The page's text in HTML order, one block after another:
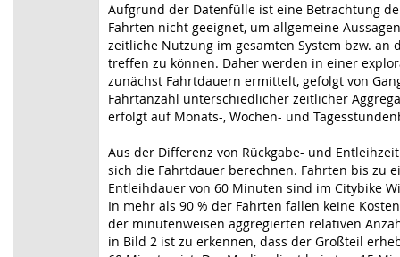
Aufgrund der Datenfülle ist eine Betrachtung
Fahrten nicht geeignet, um allgemeine
zeitliche Nutzung im gesamten System bzw. an
treffen zu können. Daher werden in einer
zunächst Fahrtdauern ermittelt, gefolgt von
Fahrtanzahl unterschiedlicher zeitlicher
erfolgt auf Monats-, Wochen- und
Aus der Differenz von Rückgabe- und
sich die Fahrtdauer berechnen. Fahrten bis zu
Entleihdauer von 60 Minuten sind im Citybike
In mehr als 90 % der Fahrten fallen keine
der minutenweisen aggregierten relativen
in Bild 2 ist zu erkennen, dass der Großteil